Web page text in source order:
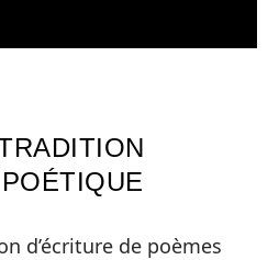
d’écriture de poèmes